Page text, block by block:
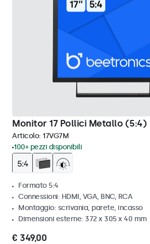
Monitor 17 Pollici Metallo (5:4)
Articolo: 17VG7M
100+ pezzi disponibili
Formato 5:4
Connessioni: HDMI, VGA, BNC, RCA
Montaggio: scrivania, parete, incasso
Dimensioni esterne: 372 x 305 x 40 mm
€ 349,00